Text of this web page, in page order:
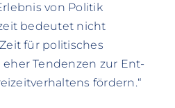
von Politik
bedeutet nicht
für politisches
Tendenzen zur Ent-
fördern.“